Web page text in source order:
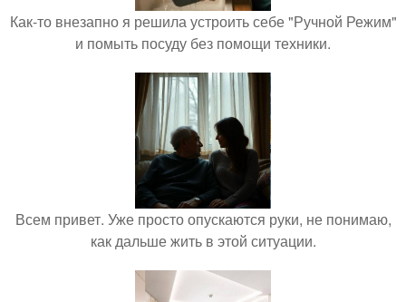
Как-то внезапно я решила устроить себе "Ручной Режим"
и помыть посуду без помощи техники.
Всем привет. Уже просто опускаются руки, не понимаю,
как дальше жить в этой ситуации.